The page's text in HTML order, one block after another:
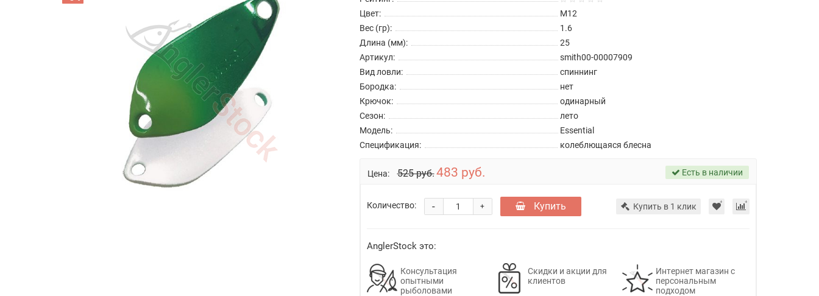
Цвет:
M12
Вес (гр):
1.6
Длина (мм):
25
Артикул:
smith00-00007909
Вид ловли:
спиннинг
Бородка:
нет
Крючок:
одинарный
Сезон:
лето
Модель:
Essential
Спецификация:
колеблющаяся блесна
Цена: 525 руб.483 руб. Есть в наличии
Количество: +
- Купить Купить в 1 клик
AnglerStock это:
Консультация
опытными
рыболовами
Скидки и акции для
клиентов
Интернет магазин с
персональным
подходом